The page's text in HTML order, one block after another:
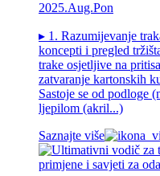
2025.Aug.Pon
▸ 1. Razumijevanje
koncepti i pregled
trake osjetljive na
zatvaranje kartonskih
Sastoje se od podloge
ljepilom (akril...)
Saznajte više